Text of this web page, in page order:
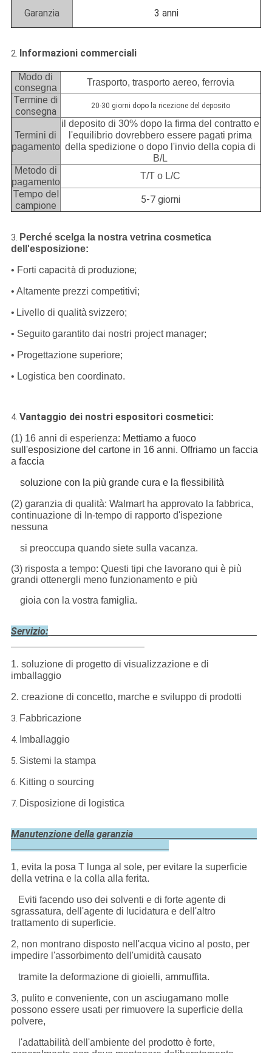
Garanzia 3 anni
2. Informazioni commerciali
Modo di
consegna
Trasporto, trasporto aereo, ferrovia
Termine di
consegna
20-30 giorni dopo la ricezione del deposito
Termini di
pagamento
il deposito di 30% dopo la firma del contratto e
l'equilibrio dovrebbero essere pagati prima
della spedizione o dopo l'invio della copia di
B/L
Metodo di
pagamento
T/T o L/C
Tempo del
campione
5-7 giorni
3. Perché scelga la nostra vetrina cosmetica
dell'esposizione:
• Forti capacità di produzione;
• Altamente prezzi competitivi;
• Livello di qualitàsvizzero;
• Seguitogarantito dai nostri project manager;
• Progettazione superiore;
• Logistica ben coordinato.
4. Vantaggio dei nostri espositori cosmetici:
(1) 16 anni di esperienza: Mettiamo a fuoco
sull'esposizione del cartone in 16 anni. Offriamo un faccia
a faccia
soluzione con la più grande cura e la flessibilità
(2) garanzia di qualità: Walmart ha approvato la fabbrica,
continuazione di In-tempo di rapporto d'ispezione
nessuna
si preoccupa quando siete sulla vacanza.
(3) risposta a tempo: Questi tipi che lavorano qui è più
grandi ottenergli meno funzionamento e più
gioia con la vostra famiglia.
Servizio:
1. soluzione di progetto di visualizzazione e di
imballaggio
2. creazione di concetto, marche e sviluppo di prodotti
3. Fabbricazione
4. Imballaggio
5. Sistemi la stampa
6. Kitting o sourcing
7. Disposizione di logistica
Manutenzione della garanzia
1, evita la posa T lunga al sole, per evitare la superficie
della vetrina e la colla alla ferita.
Eviti facendo uso dei solventi e di forte agente di
sgrassatura, dell'agente di lucidatura e dell'altro
trattamento di superficie.
2, non montrano disposto nell'acqua vicino al posto, per
impedire l'assorbimento dell'umidità causato
tramite la deformazione di gioielli, ammuffita.
3, pulito e conveniente, con un asciugamano molle
possono essere usati per rimuovere la superficie della
polvere,
l'adattabilità dell'ambiente del prodotto è forte,